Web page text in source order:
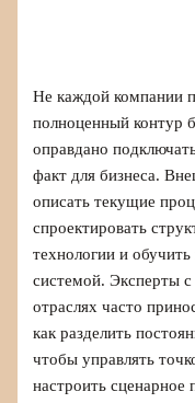
Не каждой компании
полноценный контур
оправдано
факт для бизнеса.
описать текущие
спроектировать
технологии и
системой. Эксперты
отраслях часто
как разделить
чтобы управлять
настроить сценарное